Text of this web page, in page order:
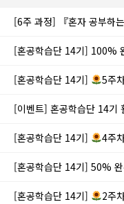
[6주 과정] 『혼자 공부하
[혼공학습단 14기] 100%
[혼공학습단 14기] 5주
[이벤트] 혼공학습단 14기
[혼공학습단 14기] 4주
[혼공학습단 14기] 50%
[혼공학습단 14기] 2주